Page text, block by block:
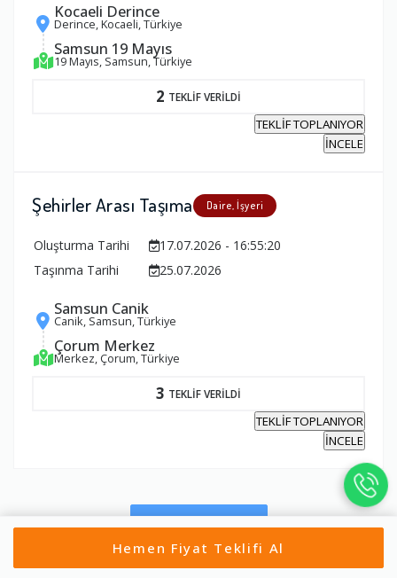
Kocaeli Derince
Derince, Kocaeli, Türkiye
Samsun 19 Mayıs
19 Mayıs, Samsun, Türkiye
2 TEKLİF VERİLDİ
TEKLİF TOPLANIYOR
İNCELE
Şehirler Arası Taşıma Daire, İşyeri
Oluşturma Tarihi
17.07.2026 - 16:55:20
Taşınma Tarihi
25.07.2026
Samsun Canik
Canik, Samsun, Türkiye
Çorum Merkez
Merkez, Çorum, Türkiye
3 TEKLİF VERİLDİ
TEKLİF TOPLANIYOR
İNCELE
Hemen Fiyat Teklifi Al